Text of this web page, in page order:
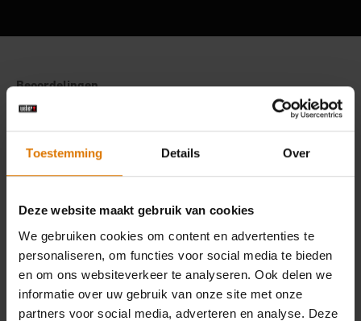
Toestemming Details Over
Deze website maakt gebruik van cookies
We gebruiken cookies om content en advertenties te
personaliseren, om functies voor social media te bieden
en om ons websiteverkeer te analyseren. Ook delen we
informatie over uw gebruik van onze site met onze
partners voor social media, adverteren en analyse. Deze